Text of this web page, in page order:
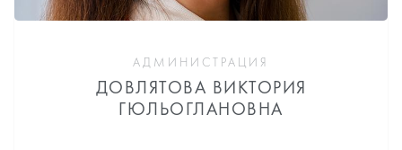
АДМИНИСТРАЦИЯ
ДОВЛЯТОВА ВИКТОРИЯ
ГЮЛЬОГЛАНОВНА